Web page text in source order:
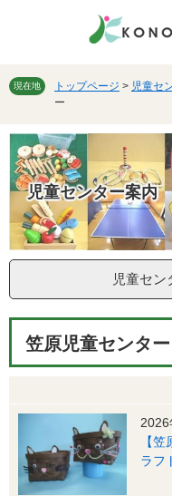
先
す。
を
本
現在地 トップページ > 児童セ
ー
児童センター案内
児童セン
笠原児童センター
【
ラフ